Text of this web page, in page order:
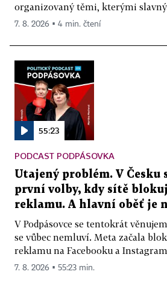
organizovaný těmi, kterými
7. 8. 2026 ▪ 4 min. čtení
55:23
PODCAST PODPÁSOVKA
Utajený problém. V Česku
první volby, kdy sítě
reklamu. A hlavní oběť je
V Podpásovce se tentokrát
se vůbec nemluví. Meta začala
reklamu na Facebooku a
7. 8. 2026 ▪ 55:23 min.